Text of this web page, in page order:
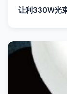
让利330W光